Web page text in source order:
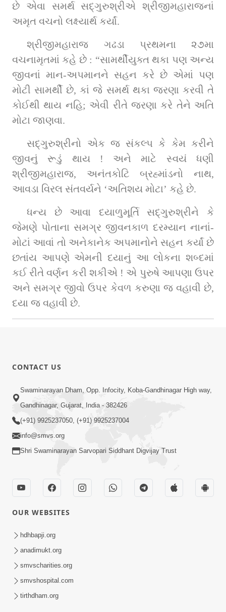
છે એવા સમર્થ સદ્‌ગુરુશ્રીએ શ્રીજીમહારાજનાં
અમૃત વચનો લક્ષ્યાર્થ કર્યાં.
શ્રીજીમહારાજ ગઢડા પ્રથમના ૨૭મા
વચનામૃતમાં કહે છે : “સામર્થીયુક્ત થકા પણ અન્ય
જીવનાં માન-અપમાનને સહન કરે છે એમાં પણ
મોટી સામર્થી છે, કાં જે સમર્થ થકા જરણા કરવી તે
કોઈથી થાય નહિ; એવી રીતે જરણા કરે તેને અતિ
મોટા જાણવા.
સદ્‌ગુરુશ્રીનો એક જ સંકલ્પ કે કેમ કરીને
જીવનું રૂડું થાય ! અને માટે સ્વયં ધણી
શ્રીજીમહારાજ, અનંતકોટિ બ્રહ્માંડનો નાથ,
આવડા વિરલ સંતવર્યને ‘અતિશય મોટા’ કહે છે.
ધન્ય છે આવા દયાળુમૂર્તિ સદ્‌ગુરુશ્રીને કે
જેમણે પોતાના સમગ્ર જીવનકાળ દરમ્યાન નાનાં-
મોટાં આવાં તો અનેકાનેક અપમાનોને સહન કર્યાં છે
છતાંય આપણે એમની દયાનું આ લોકના શબ્દમાં
કઈ રીતે વર્ણન કરી શકીએ ! એ પુરુષે આપણા ઉપર
અને સમગ્ર જીવો ઉપર કેવળ કરુણા જ વહાવી છે,
દયા જ વહાવી છે.
CONTACT US
Swaminarayan Dham, Opp. Infocity, Koba-Gandhinagar High way,
Gandhinagar, Gujarat, India - 382426
(+91) 9925237050, (+91) 9925237004
info@smvs.org
Shri Swaminarayan Sarvopari Siddhant Digvijay Trust
OUR WEBSITES
hdhbapji.org
anadimukt.org
smvscharities.org
smvshospital.com
tirthdham.org